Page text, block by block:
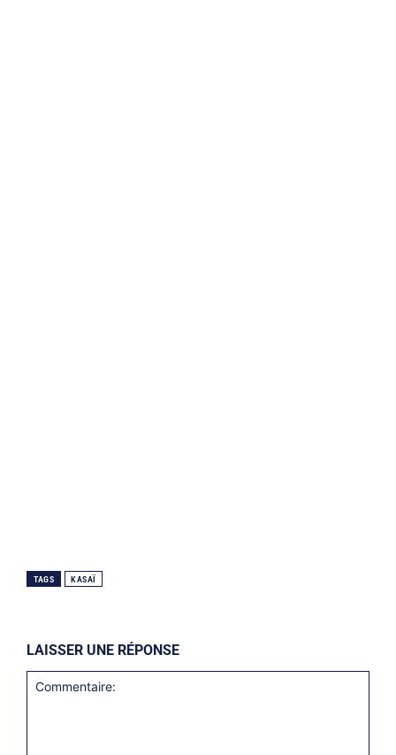
TAGS KASAÏ
LAISSER UNE RÉPONSE